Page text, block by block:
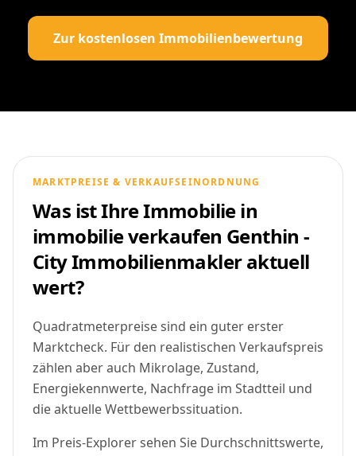
Zur kostenlosen Immobilienbewertung
MARKTPREISE & VERKAUFSEINORDNUNG
Was ist Ihre Immobilie in
immobilie verkaufen Genthin -
City Immobilienmakler aktuell
wert?
Quadratmeterpreise sind ein guter erster
Marktcheck. Für den realistischen Verkaufspreis
zählen aber auch Mikrolage, Zustand,
Energiekennwerte, Nachfrage im Stadtteil und
die aktuelle Wettbewerbssituation.
Im Preis-Explorer sehen Sie Durchschnittswerte,